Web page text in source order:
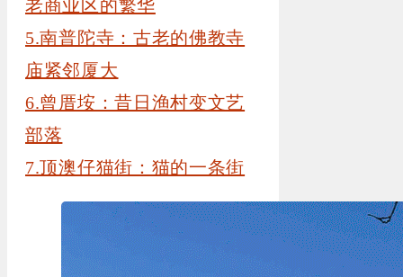
老商业区的繁华
5.南普陀寺：古老的佛教寺
庙紧邻厦大
6.曾厝垵：昔日渔村变文艺
部落
7.顶澳仔猫街：猫的一条街